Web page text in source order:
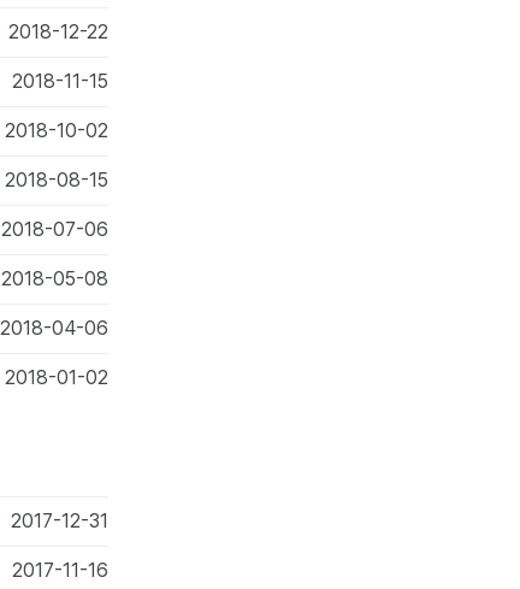
2018-12-22
2018-11-15
2018-10-02
2018-08-15
2018-07-06
2018-05-08
2018-04-06
2018-01-02
2017-12-31
2017-11-16